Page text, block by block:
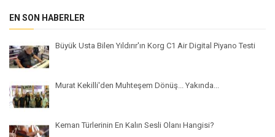
EN SON HABERLER
Büyük Usta Bilen Yıldırır'ın Korg C1 Air Digital Piyano Testi
Murat Kekilli'den Muhteşem Dönüş... Yakında...
Keman Türlerinin En Kalın Sesli Olanı Hangisi?